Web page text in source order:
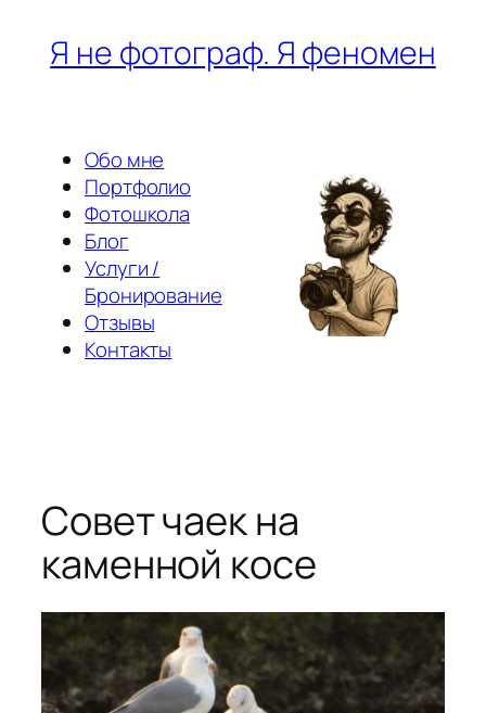
ПерейтиЯ не фотограф. Я феномен
Обо мне
Портфолио
Фотошкола
Блог
Услуги /
Бронирование
Отзывы
Контакты
Совет чаек на
каменной косе